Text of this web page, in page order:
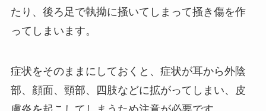
たり、後ろ足で執拗に掻いてしまって掻き傷を作
ってしまいます。
症状をそのままにしておくと、症状が耳から外陰
部、顔面、頸部、四肢などに拡がってしまい、皮